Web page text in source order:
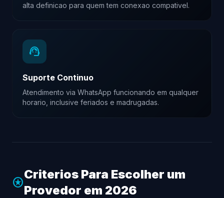
alta definicao para quem tem conexao compativel.
support_agent
Suporte Continuo
Atendimento via WhatsApp funcionando em qualquer
horario, inclusive feriados e madrugadas.
stars
Criterios Para Escolher um
Provedor em 2026